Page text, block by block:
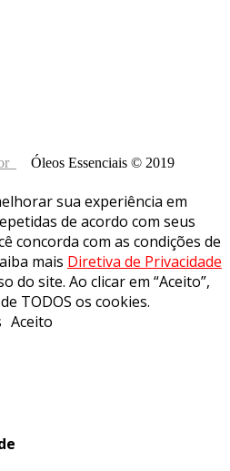
Óleos Essenciais © 2019
sua experiência em
de acordo com seus
concorda com as condições de
mais Diretiva de Privacidade
do site. Ao clicar em “Aceito”,
TODOS os cookies.
Aceito